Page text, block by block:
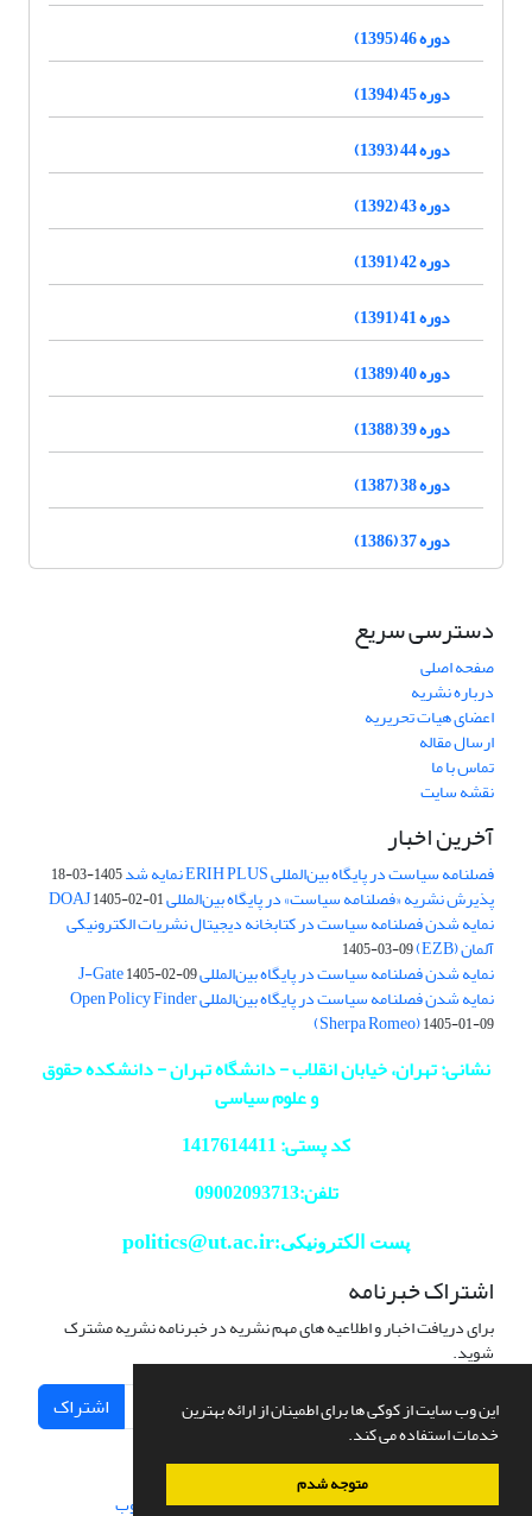
این وب سایت از کوکی ها برای اطمینان از ارائه بهترین
خدمات استفاده می کند.
متوجه شدم
دوره 46 (1395)
دوره 45 (1394)
دوره 44 (1393)
دوره 43 (1392)
دوره 42 (1391)
دوره 41 (1391)
دوره 40 (1389)
دوره 39 (1388)
دوره 38 (1387)
دوره 37 (1386)
دسترسی سریع
صفحه اصلی
درباره نشریه
اعضای هیات تحریریه
ارسال مقاله
تماس با ما
نقشه سایت
آخرین اخبار
فصلنامه سیاست در پایگاه بین‌المللی ERIH PLUS نمایه شد 1405-03-18
پذیرش نشریه «فصلنامه سیاست» در پایگاه بین‌المللی DOAJ1405-02-01
نمایه شدن فصلنامه سیاست در کتابخانه دیجیتال نشریات الکترونیکی
آلمان (EZB) 1405-03-09
نمایه شدن فصلنامه سیاست در پایگاه بین‌المللی J-Gate1405-02-09
نمایه شدن فصلنامه سیاست در پایگاه بین‌المللی Open Policy Finder
(Sherpa Romeo)1405-01-09
نشانی: تهران، خیابان انقلاب - دانشگاه تهران - دانشکده حقوق
و علوم سیاسی
کد پستی: 1417614411
تلفن:09002093713
پست الکترونیکی:politics@ut.ac.ir
اشتراک خبرنامه
برای دریافت اخبار و اطلاعیه های مهم نشریه در خبرنامه نشریه مشترک
شوید.
اشتراک
سامانه مدیریت نشریات علمی.طراحی و پیاده سازی از سیناوب